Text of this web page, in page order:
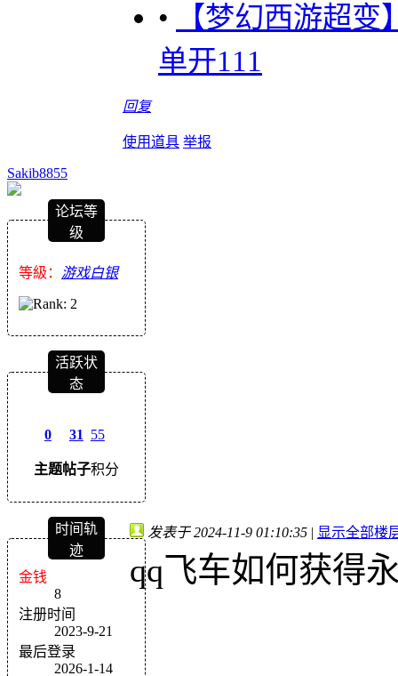
•
【梦幻西游超
单开111
回复
使用道具 举报
Sakib8855
论坛等
级
等級： 游戏白银
活跃状
态
0
主题
31
帖子
55
积分
时间轨
迹
金钱
8
注册时间
2023-9-21
最后登录
2026-1-14
发表于 2024-11-9 01:10:35 | 显示全部楼
qq飞车如何获得